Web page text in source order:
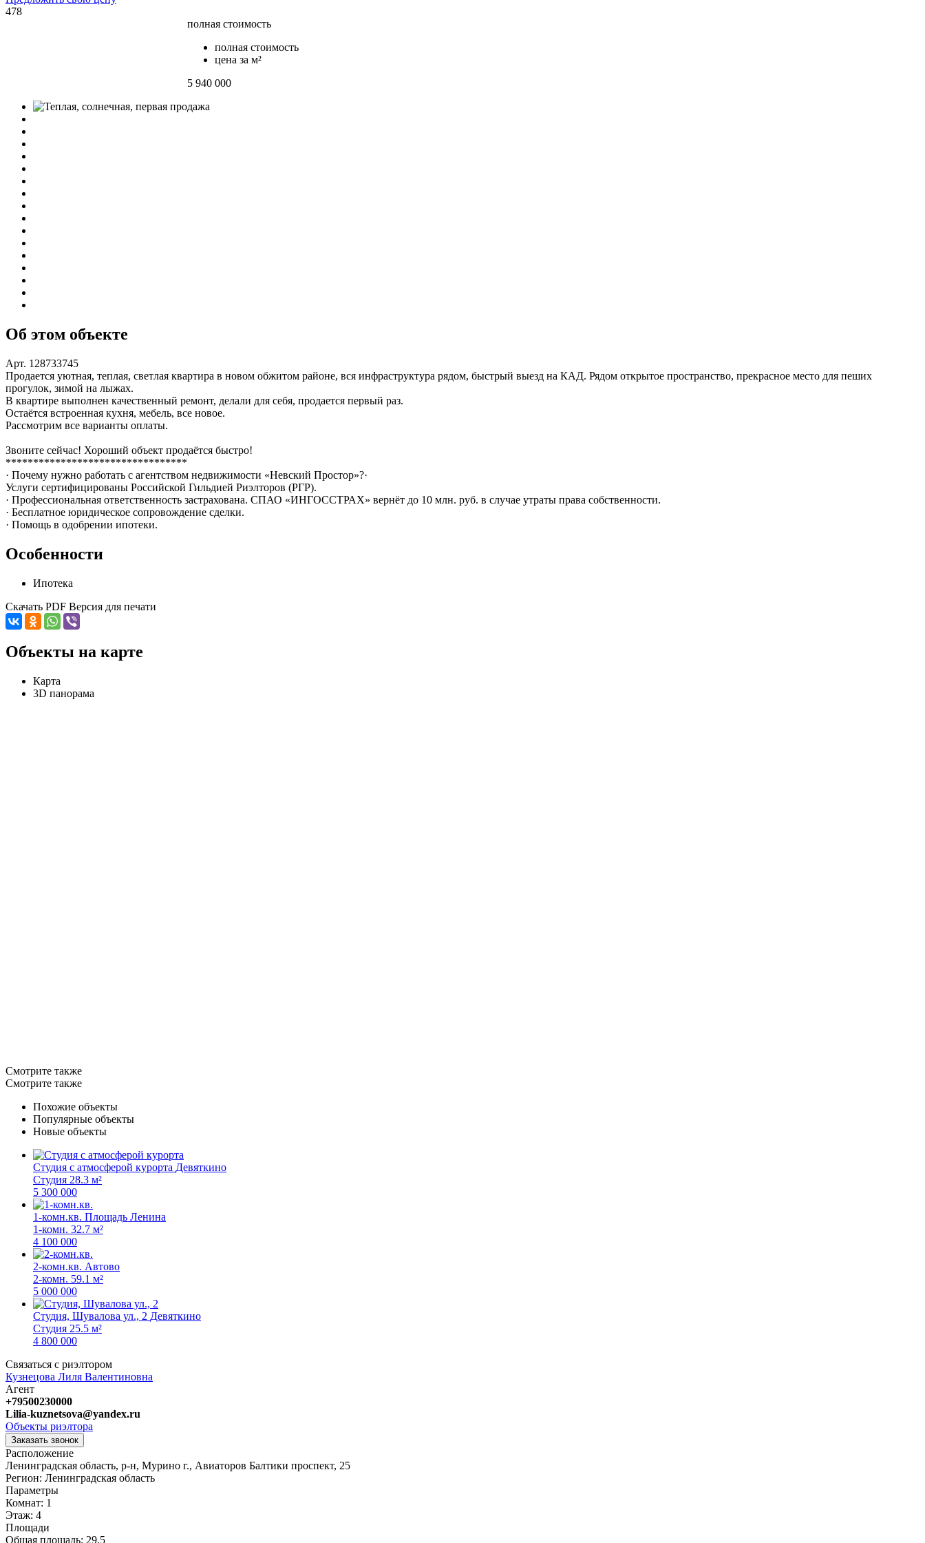
478
полная стоимость
полная стоимость
цена за м²
5 940 000
Об этом объекте
Арт. 128733745
Продается уютная, теплая, светлая квартира в новом обжитом районе, вся инфраструктура рядом, быстрый выезд на КАД. Рядом открытое пространство, прекрасное место для пеших
прогулок, зимой на лыжах.
В квартире выполнен качественный ремонт, делали для себя, продается первый раз.
Остаётся встроенная кухня, мебель, все новое.
Рассмотрим все варианты оплаты.
Звоните сейчас! Хороший объект продаётся быстро!
*********************************
· Почему нужно работать с агентством недвижимости «Невский Простор»?·
Услуги сертифицированы Российской Гильдией Риэлторов (РГР).
· Профессиональная ответственность застрахована. СПАО «ИНГОССТРАХ» вернёт до 10 млн. руб. в случае утраты права собственности.
· Бесплатное юридическое сопровождение сделки.
· Помощь в одобрении ипотеки.
Особенности
Ипотека
Скачать PDF Версия для печати
Объекты на карте
Карта
3D панорама
Смотрите также
Смотрите также
Похожие объекты
Популярные объекты
Новые объекты
Студия с атмосферой курорта Девяткино
Студия 28.3 м²
5 300 000
1-комн.кв. Площадь Ленина
1-комн. 32.7 м²
4 100 000
2-комн.кв. Автово
2-комн. 59.1 м²
5 000 000
Студия, Шувалова ул., 2 Девяткино
Студия 25.5 м²
4 800 000
Связаться с риэлтором
Кузнецова Лиля Валентиновна
Агент
+79500230000
Lilia-kuznetsova@yandex.ru
Объекты риэлтора
Заказать звонок
Расположение
Ленинградская область, р-н, Мурино г., Авиаторов Балтики проспект, 25
Регион: Ленинградская область
Параметры
Комнат: 1
Этаж: 4
Площади
Общая площадь: 29.5